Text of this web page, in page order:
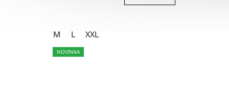
M L XXL
NOVINKA